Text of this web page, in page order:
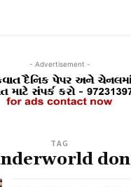
- Advertisement -
TAG
don